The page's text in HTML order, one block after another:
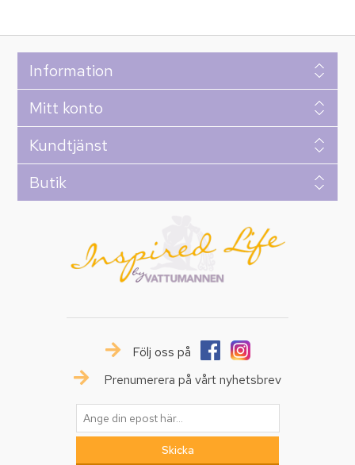
Information
Mitt konto
Kundtjänst
Butik
Följ oss på
Prenumerera på vårt nyhetsbrev